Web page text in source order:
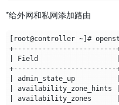
*给外网和私网添加路由